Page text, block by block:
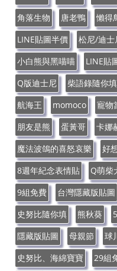
角落生物
唐老鴨 懶得
LINE貼圖半價
松尼/迪士
小白熊與黑喵喵
LINE貼
Q版迪士尼
柴語錄隨你填
航海王
momoco 寵物
朋友是熊
蛋黃哥 卡娜
魔法波鴿的喜怒哀樂
好
8週年紀念表情貼
Q萌柴
9組免費
台灣隱藏版貼圖
史努比隨你填
熊秋葵
隱藏版貼圖
母親節 球
史努比、海綿寶寶
29組